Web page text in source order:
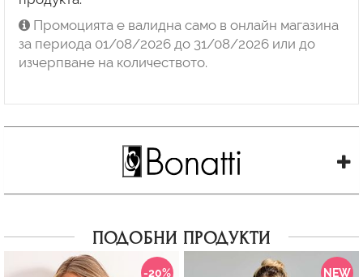
Промоцията е валидна само в онлайн магазина
за периода 01/08/2026 до 31/08/2026 или до
изчерпване на количеството.
ПОДОБНИ ПРОДУКТИ
-20% NEW